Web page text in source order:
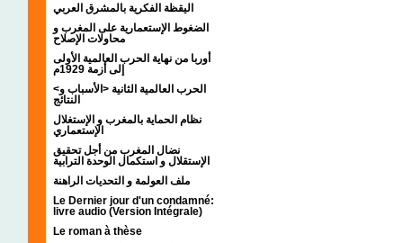
اليقظة الفكرية بالمشرق العربي
الضغوط الإستعمارية على المغرب و
محاولات الإصلاح
أوربا من نهاية الحرب العالمية الأولى
إلى أزمة 1929م
<الحرب العالمية الثانية <الأسباب و
النتائج
نظام الحماية بالمغرب و الإستغلال
الإستعماري
نضال المغرب من أجل تحقيق
الإستقلال و استكمال الوحدة الترابية
ملف العولمة و التحديات الراهنة
Le Dernier jour d'un condamné:
livre audio (Version Intégrale)
Le roman à thèse